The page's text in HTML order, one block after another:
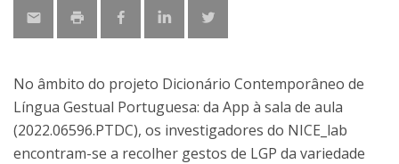
No âmbito do projeto Dicionário Contemporâneo de
Língua Gestual Portuguesa: da App à sala de aula
(2022.06596.PTDC), os investigadores do NICE_lab
encontram-se a recolher gestos de LGP da variedade